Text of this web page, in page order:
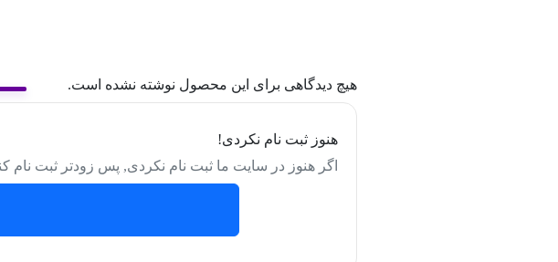
هیچ دیدگاهی برای این محصول نوشته نشده است.
هنوز ثبت نام نکردی!
اگر هنوز در سایت ما ثبت نام نکردی, پس زودتر ثبت نام